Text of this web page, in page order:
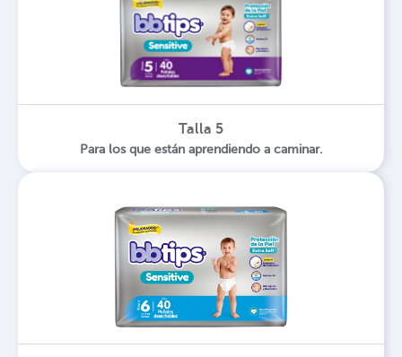
Talla 5
Para los que están aprendiendo a caminar.